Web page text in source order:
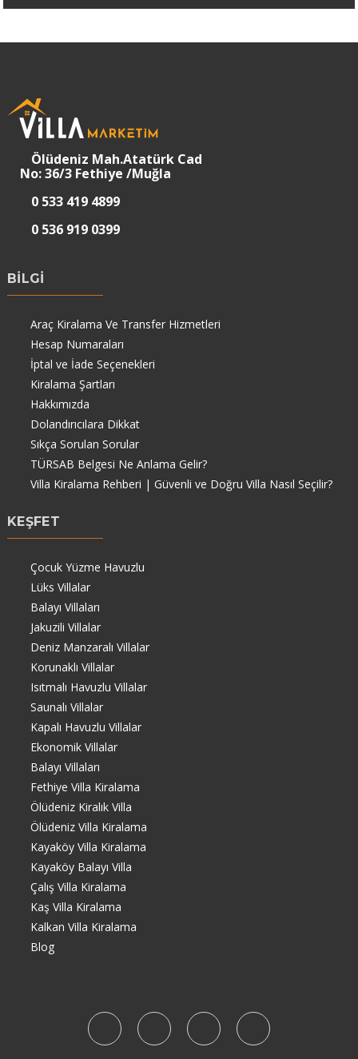
Ölüdeniz Mah.Atatürk Cad
No: 36/3 Fethiye /Muğla
0 533 419 4899
0 536 919 0399
BİLGİ
Araç Kiralama Ve Transfer Hizmetleri
Hesap Numaraları
İptal ve İade Seçenekleri
Kiralama Şartları
Hakkımızda
Dolandırıcılara Dikkat
Sıkça Sorulan Sorular
TÜRSAB Belgesi Ne Anlama Gelir?
Villa Kiralama Rehberi | Güvenli ve Doğru Villa Nasıl Seçilir?
KEŞFET
Çocuk Yüzme Havuzlu
Lüks Villalar
Balayı Villaları
Jakuzili Villalar
Deniz Manzaralı Villalar
Korunaklı Villalar
Isıtmalı Havuzlu Villalar
Saunalı Villalar
Kapalı Havuzlu Villalar
Ekonomik Villalar
Balayı Villaları
Fethiye Villa Kiralama
Ölüdeniz Kiralık Villa
Ölüdeniz Villa Kiralama
Kayaköy Villa Kiralama
Kayaköy Balayı Villa
Çalış Villa Kiralama
Kaş Villa Kiralama
Kalkan Villa Kiralama
Blog